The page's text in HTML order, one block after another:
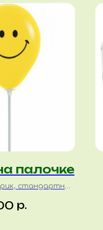
палочке
стандартный
р.